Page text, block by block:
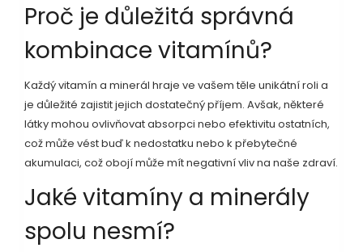
Proč je důležitá správná
kombinace vitamínů?
Každý vitamín a minerál hraje ve vašem těle unikátní roli a
je důležité zajistit jejich dostatečný příjem. Avšak, některé
látky mohou ovlivňovat absorpci nebo efektivitu ostatních,
což může vést buď k nedostatku nebo k přebytečné
akumulaci, což obojí může mít negativní vliv na naše zdraví.
Jaké vitamíny a minerály
spolu nesmí?